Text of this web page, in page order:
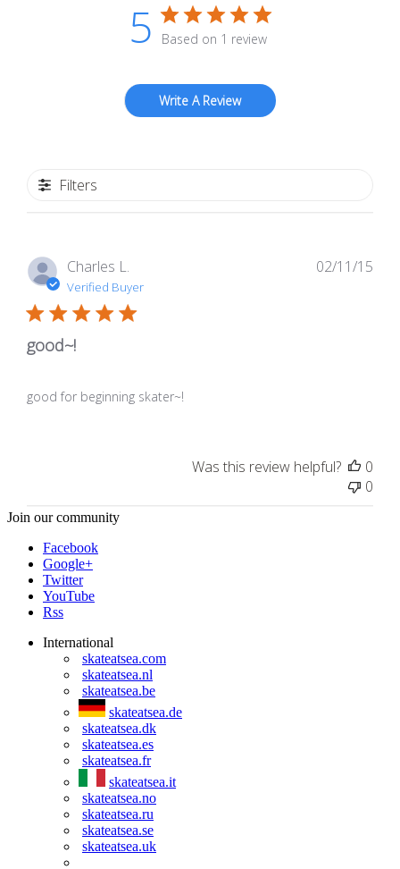
5 Based on 1 review
Write A Review
Filters
Charles L.
Verified Buyer
good~!
good for beginning skater~!
02/11/15
Was this review helpful?
0
0
Join our community
Facebook
Google+
Twitter
YouTube
Rss
International
skateatsea.com
skateatsea.nl
skateatsea.be
skateatsea.de
skateatsea.dk
skateatsea.es
skateatsea.fr
skateatsea.it
skateatsea.no
skateatsea.ru
skateatsea.se
skateatsea.uk